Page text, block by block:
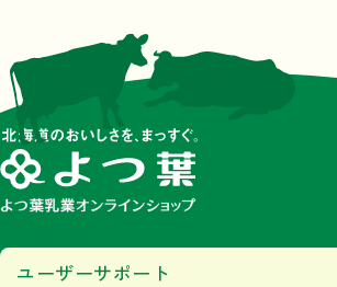
ユーザーサポート